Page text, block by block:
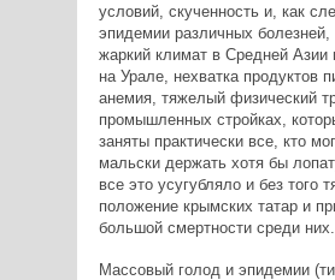
условий, скученность и, как
эпидемии различных
жаркий климат в Средней
на Урале, нехватка продуктов
анемия, тяжелый физический
промышленных стройках,
заняты практически все, кто
мальски держать хотя бы
все это усугубляло и без того
положение крымских татар и
большой смертности среди них.
Массовый голод и эпидемии